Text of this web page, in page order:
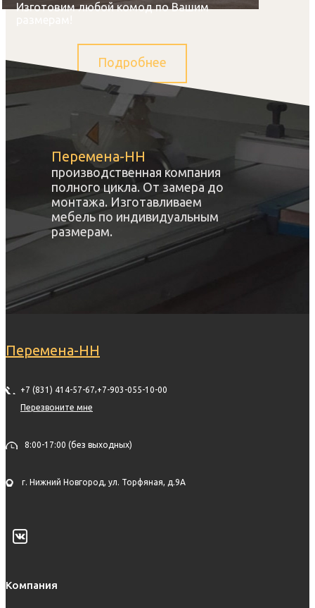
Изготовим любой комод по Вашим
Подробнее
Перемена-НН
производственная компания
полного цикла. От замера до
монтажа. Изготавливаем
мебель по индивидуальным
размерам.
Перемена-НН
+7 (831) 414-57-67,+7-903-055-10-00
Перезвоните мне
8:00-17:00 (без выходных)
г. Нижний Новгород, ул. Торфяная, д.9А
Компания